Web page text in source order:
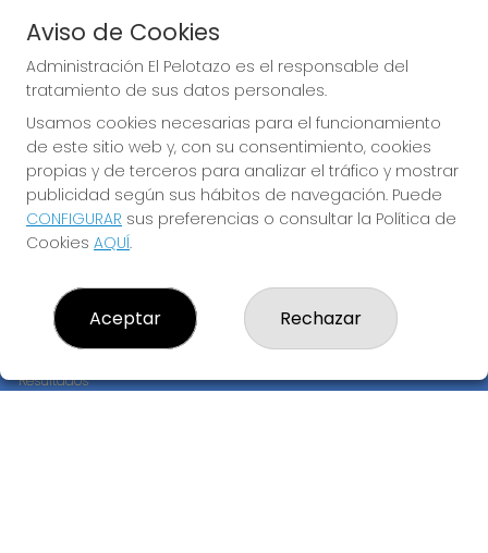
JUGAR BONOLOTO
Imagen anterior
ADMINISTRACIÓN EL PELOTAZO
¿Quiénes somos?
Resultados
Aviso de Cookies
Administración El Pelotazo es el responsable del
tratamiento de sus datos personales.
Usamos cookies necesarias para el funcionamiento
de este sitio web y, con su consentimiento, cookies
propias y de terceros para analizar el tráfico y mostrar
publicidad según sus hábitos de navegación. Puede
CONFIGURAR sus preferencias o consultar la Política de
Cookies AQUÍ.
Aceptar Rechazar